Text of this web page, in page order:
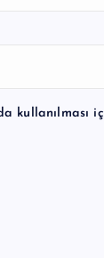
kullanılması